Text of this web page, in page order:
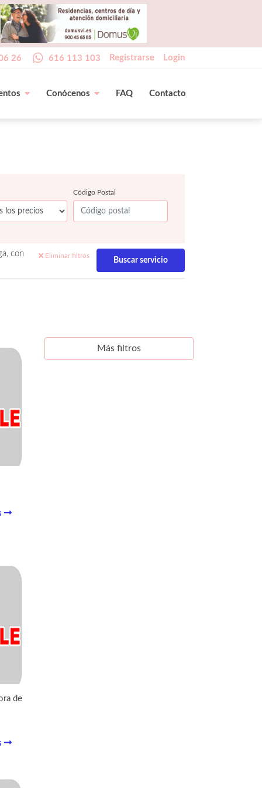
26 616 113 103 Registrarse Login
Conócenos FAQ Contacto
Código Postal
con Eliminar filtros
de
Más filtros